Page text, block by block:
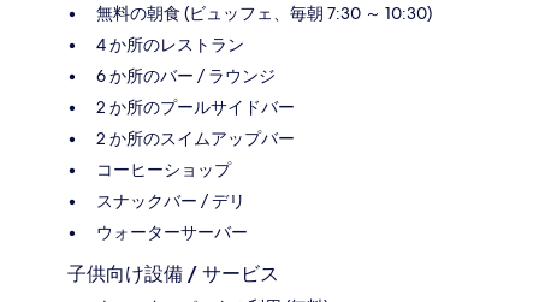
無料の朝食 (ビュッフェ、毎朝 7:30 ～ 10:30)
4 か所のレストラン
6 か所のバー / ラウンジ
2 か所のプールサイドバー
2 か所のスイムアップバー
コーヒーショップ
スナックバー / デリ
ウォーターサーバー
子供向け設備 / サービス